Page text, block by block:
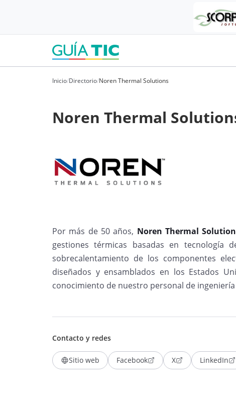
Inicio/Directorio/Noren Thermal Solutions
Noren Thermal
Por más de 50 años, Noren Thermal
gestiones térmicas basadas en
sobrecalentamiento de los componentes
diseñados y ensamblados en los Estados
conocimiento de nuestro personal de ingeniería
Contacto y redes
Sitio web Facebook X LinkedIn